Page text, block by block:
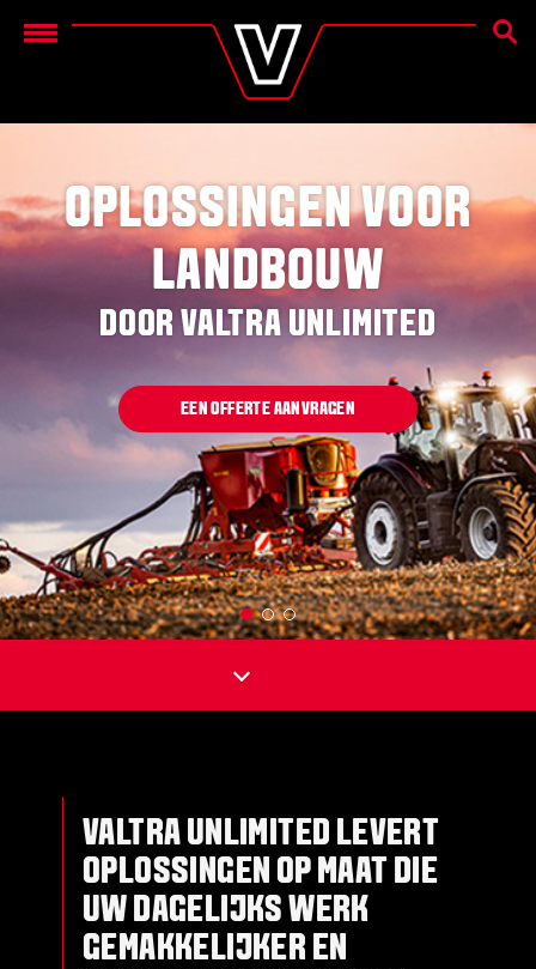
Menu
ZOEK
OPLOSSINGEN VOOR
LANDBOUW
DOOR VALTRA UNLIMITED
EEN OFFERTE AANVRAGEN
VALTRA UNLIMITED LEVERT
OPLOSSINGEN OP MAAT DIE
UW DAGELIJKS WERK
GEMAKKELIJKER EN